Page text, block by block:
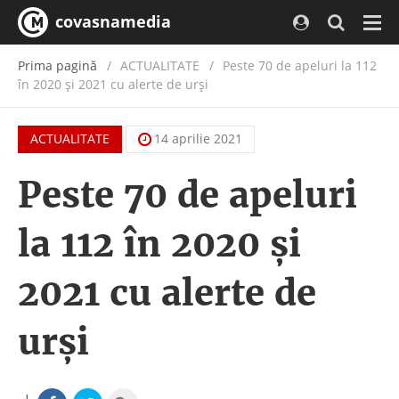
covasnamedia
Prima pagină ACTUALITATE / Peste 70 de apeluri la 112
în 2020 și 2021 cu alerte de urși
ACTUALITATE 14 aprilie 2021
Peste 70 de apeluri
la 112 în 2020 și
2021 cu alerte de
urși